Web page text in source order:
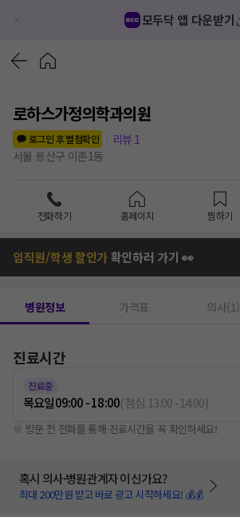
모두닥 앱 다운받기
로하스가정의학과의원
로그인 후 별점확인
리뷰 1
서울 용산구 이촌1동
전화하기 홈페이지 찜하기
임직원/학생 할인가확인하러 가기 👀
병원정보 가격표 의사(1)
진료시간
진료중
목요일09:00 - 18:00(점심 13:00-14:00)
※ 방문 전 전화를 통해 진료시간을 꼭 확인하세요!
혹시 의사·병원관계자 이신가요?
최대 200만원 받고 바로 광고 시작하세요! 💰💰